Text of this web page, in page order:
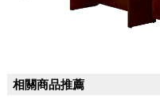
相關商品推薦